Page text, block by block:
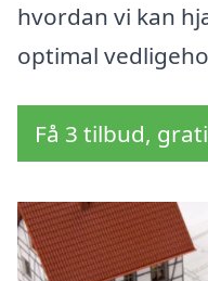
hvordan vi kan
optimal
Få 3 tilbud,